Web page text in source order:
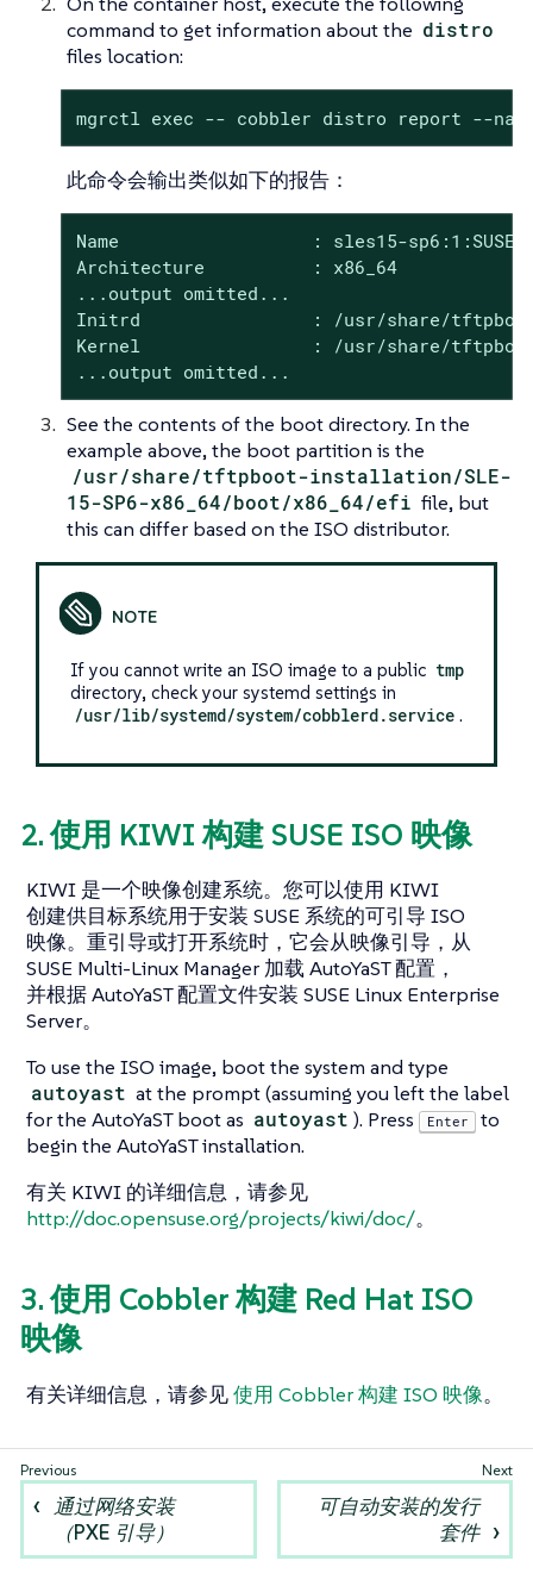
command to get information about the distro
files location:
mgrctl exec -- cobbler distro report --name
此命令会输出类似如下的报告：
Name                  : sles15-sp6:1:SUSE
Architecture          : x86_64
...output omitted...
Initrd                : /usr/share/tftpboot-
Kernel                : /usr/share/tftpboot-
...output omitted...
See the contents of the boot directory. In the
example above, the boot partition is the
/usr/share/tftpboot-installation/SLE-
15-SP6-x86_64/boot/x86_64/efi file, but
this can differ based on the ISO distributor.
If you cannot write an ISO image to a public tmp
directory, check your systemd settings in
/usr/lib/systemd/system/cobblerd.service .
2. 使用 KIWI 构建 SUSE ISO 映像
KIWI 是一个映像创建系统。您可以使用 KIWI
创建供目标系统用于安装 SUSE 系统的可引导 ISO
映像。重引导或打开系统时，它会从映像引导，从
SUSE Multi-Linux Manager 加载 AutoYaST 配置，
并根据 AutoYaST 配置文件安装 SUSE Linux Enterprise
Server。
To use the ISO image, boot the system and type
autoyast at the prompt (assuming you left the label
for the AutoYaST boot as autoyast ). Press Enter
to
begin the AutoYaST installation.
有关 KIWI 的详细信息，请参见
http://doc.opensuse.org/projects/kiwi/doc/。
3. 使用 Cobbler 构建 Red Hat ISO
映像
有关详细信息，请参见使用 Cobbler 构建 ISO 映像。
通过网络安装
（PXE 引导）
可自动安装的发行
套件